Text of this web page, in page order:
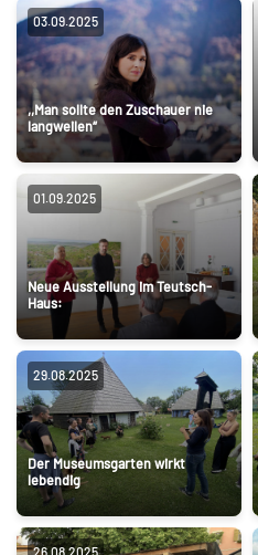
03.09.2025
,,Man sollte den Zuschauer nie
langweilen“
01.09.2025
Neue Ausstellung im Teutsch-
Haus:
29.08.2025
Der Museumsgarten wirkt
lebendig